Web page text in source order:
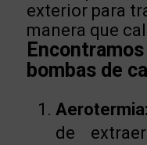
exterior para
manera que
bombas de
Aerotermia:
de